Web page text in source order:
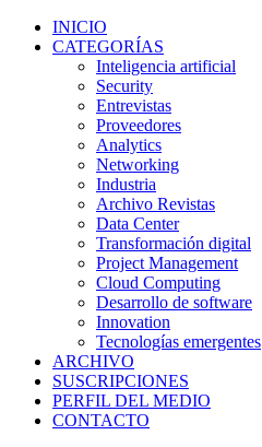
INICIO
CATEGORÍAS
Inteligencia artificial
Security
Entrevistas
Proveedores
Analytics
Networking
Industria
Archivo Revistas
Data Center
Transformación digital
Project Management
Cloud Computing
Desarrollo de software
Innovation
Tecnologías emergentes
ARCHIVO
SUSCRIPCIONES
PERFIL DEL MEDIO
CONTACTO